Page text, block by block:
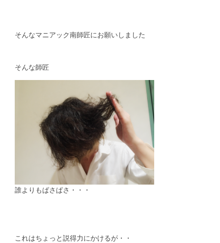
そんなマニアック南師匠にお願いしました
そんな師匠
誰よりもぱさぱさ・・・
これはちょっと説得力にかけるが・・